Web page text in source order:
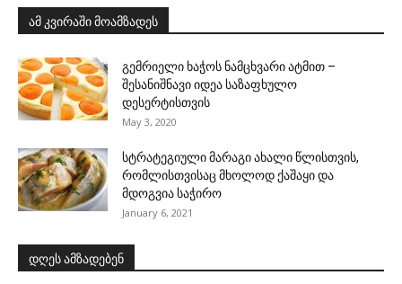
ამ კვირაში მოამზადეს
გემრიელი ხაჭოს ნამცხვარი ატმით –
შესანიშნავი იდეა საზაფხულო
დესერტისთვის
May 3, 2020
სტრატეგიული მარაგი ახალი წლისთვის,
რომლისთვისაც მხოლოდ ქაშაყი და
მდოგვია საჭირო
January 6, 2021
დღეს ამზადებენ